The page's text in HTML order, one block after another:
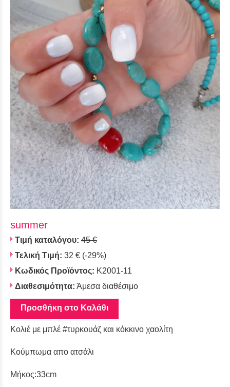
summer
Τιμή καταλόγου: 45 €
Τελική Τιμή: 32 € (-29%)
Κωδικός Προϊόντος: K2001-11
Διαθεσιμότητα: Άμεσα διαθέσιμο
Προσθήκη στο Καλάθι
Κολιέ με μπλέ #τυρκουάζ και κόκκινο χαολίτη
Κούμπωμα απο ατσάλι
Μήκος:33cm